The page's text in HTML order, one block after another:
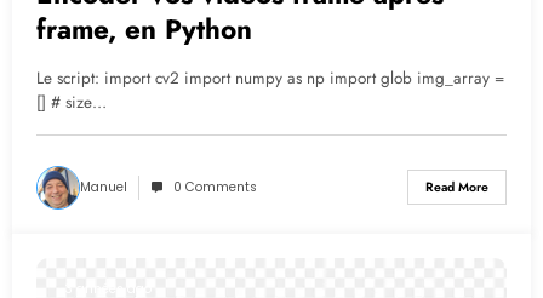
frame, en Python
Le script: import cv2 import numpy as np import glob img_array =
[] # size…
Manuel 0 Comments Read More